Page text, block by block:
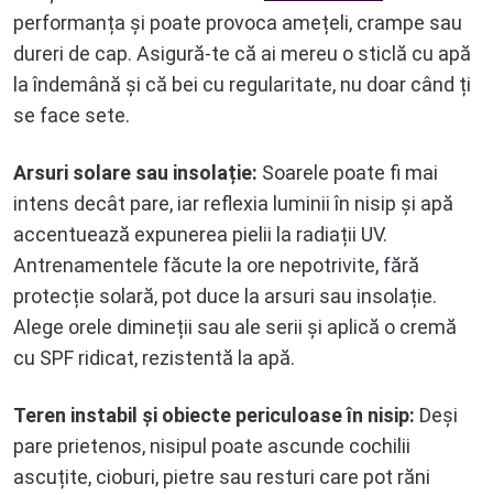
performanța și poate provoca amețeli, crampe sau
dureri de cap. Asigură-te că ai mereu o sticlă cu apă
la îndemână și că bei cu regularitate, nu doar când ți
se face sete.
Arsuri solare sau insolație: Soarele poate fi mai
intens decât pare, iar reflexia luminii în nisip și apă
accentuează expunerea pielii la radiații UV.
Antrenamentele făcute la ore nepotrivite, fără
protecție solară, pot duce la arsuri sau insolație.
Alege orele dimineții sau ale serii și aplică o cremă
cu SPF ridicat, rezistentă la apă.
Teren instabil și obiecte periculoase în nisip: Deși
pare prietenos, nisipul poate ascunde cochilii
ascuțite, cioburi, pietre sau resturi care pot răni